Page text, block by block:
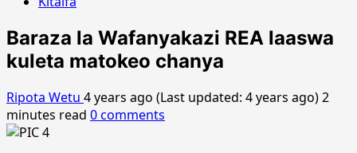
Baraza la Wafanyakazi REA laaswa
kuleta matokeo chanya
Ripota Wetu 4 years ago (Last updated: 4 years ago)2
minutes read 0 comments